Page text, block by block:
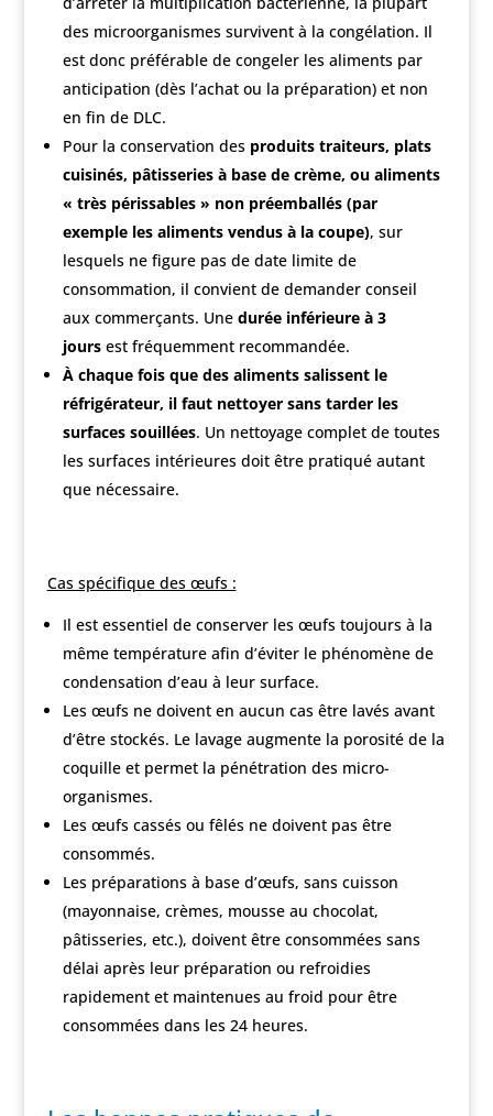
des microorganismes survivent à la congélation. Il
est donc préférable de congeler les aliments par
anticipation (dès l’achat ou la préparation) et non
en fin de DLC.
Pour la conservation des produits traiteurs, plats
cuisinés, pâtisseries à base de crème, ou aliments
« très périssables » non préemballés (par
exemple les aliments vendus à la coupe), sur
lesquels ne figure pas de date limite de
consommation, il convient de demander conseil
aux commerçants. Une durée inférieure à 3
jours est fréquemment recommandée.
À chaque fois que des aliments salissent le
réfrigérateur, il faut nettoyer sans tarder les
surfaces souillées. Un nettoyage complet de toutes
les surfaces intérieures doit être pratiqué autant
que nécessaire.
Cas spécifique des œufs :
Il est essentiel de conserver les œufs toujours à la
même température afin d’éviter le phénomène de
condensation d’eau à leur surface.
Les œufs ne doivent en aucun cas être lavés avant
d’être stockés. Le lavage augmente la porosité de la
coquille et permet la pénétration des micro-
organismes.
Les œufs cassés ou fêlés ne doivent pas être
consommés.
Les préparations à base d’œufs, sans cuisson
(mayonnaise, crèmes, mousse au chocolat,
pâtisseries, etc.), doivent être consommées sans
délai après leur préparation ou refroidies
rapidement et maintenues au froid pour être
consommées dans les 24 heures.